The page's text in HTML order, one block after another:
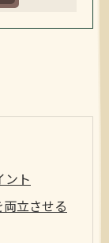
ント
立させる